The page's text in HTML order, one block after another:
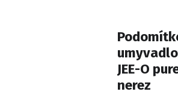
JEE-O
nerez